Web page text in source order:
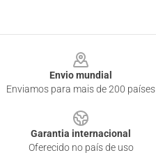
Envio mundial
Enviamos para mais de 200 países
Garantia internacional
Oferecido no país de uso